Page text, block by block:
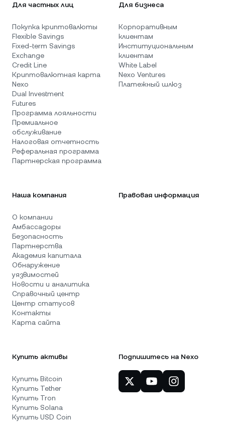
Для частных лиц
Покупка криптовалюты
Flexible Savings
Fixed-term Savings
Exchange
Credit Line
Криптовалютная карта
Nexo
Dual Investment
Futures
Программа лояльности
Премиальное
обслуживание
Налоговая отчетность
Реферальная программа
Партнерская программа
Для бизнеса
Корпоративным
клиентам
Институциональным
клиентам
White Label
Nexo Ventures
Платежный шлюз
Наша компания
О компании
Амбассадоры
Безопасность
Партнерства
Академия капитала
Обнаружение
уязвимостей
Новости и аналитика
Справочный центр
Центр статусов
Контакты
Карта сайта
Правовая информация
Купить активы
Купить Bitcoin
Купить Tether
Купить Tron
Купить Solana
Купить USD Coin
Подпишитесь на Nexo